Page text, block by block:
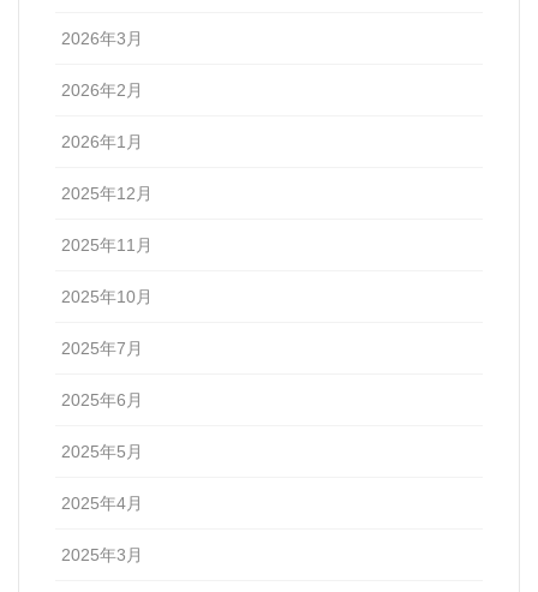
2026年3月
2026年2月
2026年1月
2025年12月
2025年11月
2025年10月
2025年7月
2025年6月
2025年5月
2025年4月
2025年3月